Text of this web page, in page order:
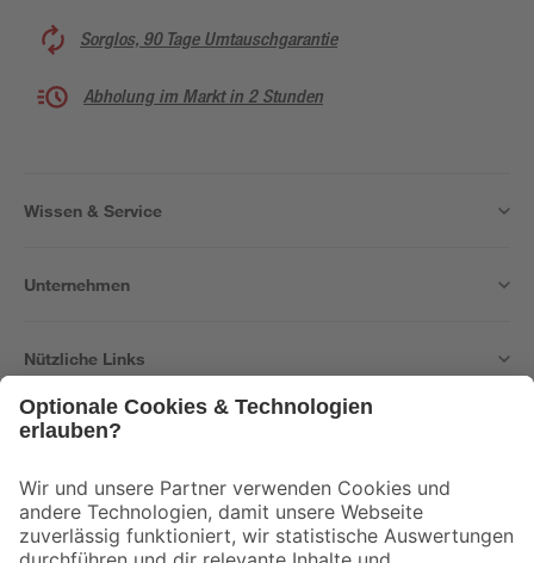
Sorglos, 90 Tage Umtauschgarantie
Abholung im Markt in 2 Stunden
Wissen & Service
Unternehmen
Nützliche Links
Der toom Newsletter: Keine Angebote und Aktionen mehr verpassen!
Zur Newsletter Anmeldung